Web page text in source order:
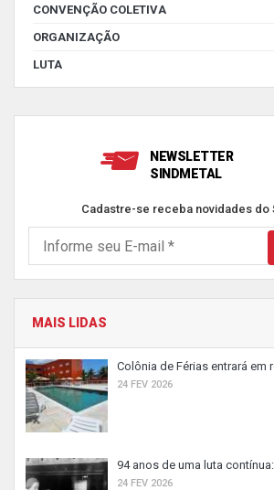
CONVENÇÃO COLETIVA
ORGANIZAÇÃO
LUTA
NEWSLETTER
SINDMETAL
Cadastre-se receba novidades do
MAIS LIDAS
Colônia de Férias entrará em
24 FEV 2026
94 anos de uma luta contínua:
24 FEV 2026